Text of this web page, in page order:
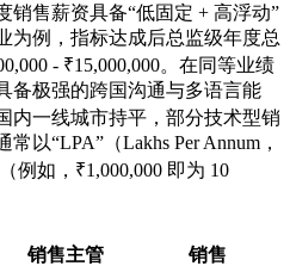
销售薪资具备“低固定 + 高浮动”
为例，指标达成后总监级年度总
- ₹15,000,000。在同等业绩
备极强的跨国沟通与多语言能
一线城市持平，部分技术型销
以“LPA”（Lakhs Per Annum，
例如，₹1,000,000 即为 10
销售主管 销售